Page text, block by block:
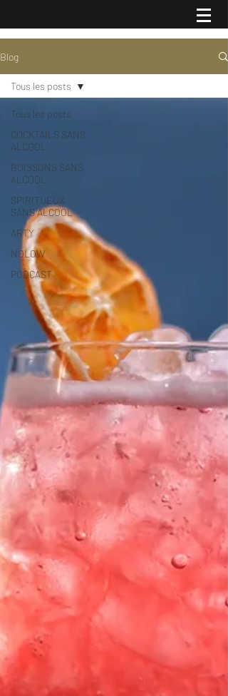
Blog
Tous les posts
COCKTAILS SANS
ALCOOL
BOISSONS SANS
ALCOOL
SPIRITUEUX
SANS ALCOOL
ARTY
NOLOW
PODCAST
Tous les posts